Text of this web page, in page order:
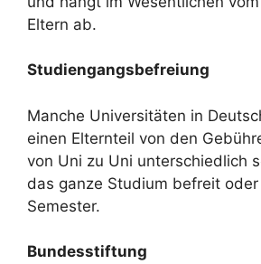
Eltern ab.
Studiengangsbefreiung
Manche Universitäten in
einen Elternteil von den
von Uni zu Uni unterschiedlich
das ganze Studium befreit
Semester.
Bundesstiftung